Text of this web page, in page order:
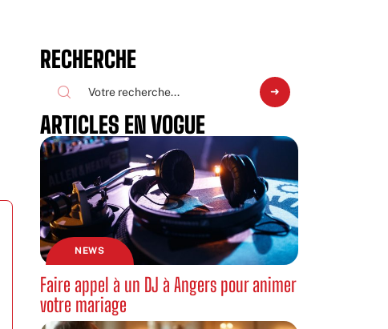
RECHERCHE
ARTICLES EN VOGUE
NEWS
Faire appel à un DJ à Angers pour animer
votre mariage